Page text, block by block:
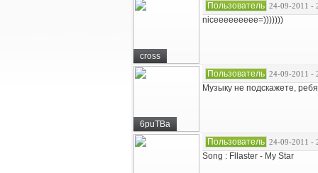
cross
Пользователь 24-09-2011 -
niceeeeeeeee=)))))))
6puTBa
Пользователь 24-09-2011 -
Музыку не подскажете,
Пользователь 24-09-2011 -
Song : Fllaster - My Star